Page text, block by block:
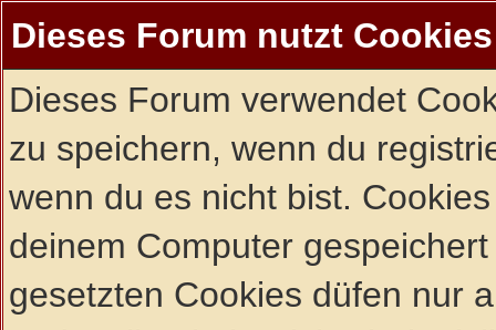
Dieses Forum nutzt Cookies
Dieses Forum verwendet
zu speichern, wenn du
wenn du es nicht bist.
deinem Computer
gesetzten Cookies düfen nur